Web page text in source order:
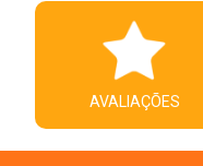
AVALIAÇÕES